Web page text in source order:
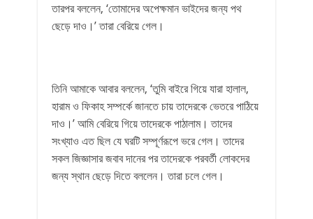
তারপর বললেন, ‘তোমাদের অপেক্ষমান ভাইদের জন্য পথ
ছেড়ে দাও।’ তারা বেরিয়ে গেল।
তিনি আমাকে আবার বললেন, ‘তুমি বাইরে গিয়ে যারা হালাল,
হারাম ও ফিকাহ সম্পর্কে জানতে চায় তাদেরকে ভেতরে পাঠিয়ে
দাও।’ আমি বেরিয়ে গিয়ে তাদেরকে পাঠালাম। তাদের
সংখ্যাও এত ছিল যে ঘরটি সম্পূর্ণরূপে ভরে গেল। তাদের
সকল জিজ্ঞাসার জবাব দানের পর তাদেরকে পরবর্তী লোকদের
জন্য স্থান ছেড়ে দিতে বললেন। তারা চলে গেল।